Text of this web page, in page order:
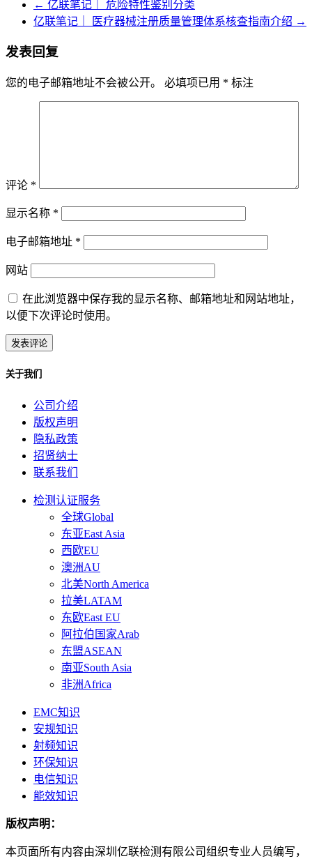
← 亿联笔记｜ 危险特性鉴别分类
亿联笔记｜ 医疗器械注册质量管理体系核查指南介绍 →
发表回复
您的电子邮箱地址不会被公开。 必填项已用 * 标注
评论 *
显示名称 *
电子邮箱地址 *
网站
在此浏览器中保存我的显示名称、邮箱地址和网站地址，
以便下次评论时使用。
关于我们
公司介绍
版权声明
隐私政策
招贤纳士
联系我们
检测认证服务
全球Global
东亚East Asia
西欧EU
澳洲AU
北美North America
拉美LATAM
东欧East EU
阿拉伯国家Arab
东盟ASEAN
南亚South Asia
非洲Africa
EMC知识
安规知识
射频知识
环保知识
电信知识
能效知识
版权声明：
本页面所有内容由深圳亿联检测有限公司组织专业人员编写，